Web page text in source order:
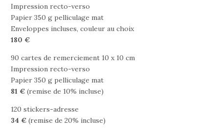
Impression recto-verso
Papier 350 g pelliculage mat
Enveloppes incluses, couleur au choix
180 €
90 cartes de remerciement 10 x 10 cm
Impression recto-verso
Papier 350 g pelliculage mat
81 € (remise de 10% incluse)
120 stickers-adresse
34 € (remise de 20% incluse)